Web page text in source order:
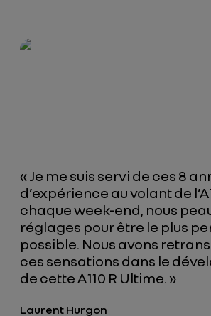
« Je me suis servi de ces 8
d’expérience au volant de
chaque week-end, nous
réglages pour être le plus
possible. Nous avons
ces sensations dans le
de cette A110 R Ultime. »
Laurent Hurgon